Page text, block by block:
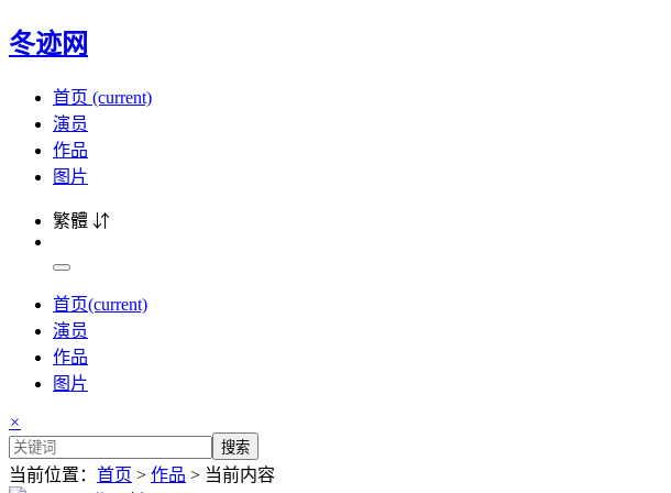
冬迹网
首页 (current)
演员
作品
图片
繁體 ⇵
首页(current)
演员
作品
图片
×
搜索
当前位置： 首页 > 作品 > 当前内容